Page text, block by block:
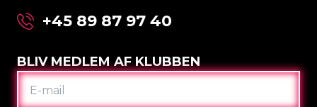
+45 89 87 97 40
BLIV MEDLEM AF KLUBBEN
E-
MAIL